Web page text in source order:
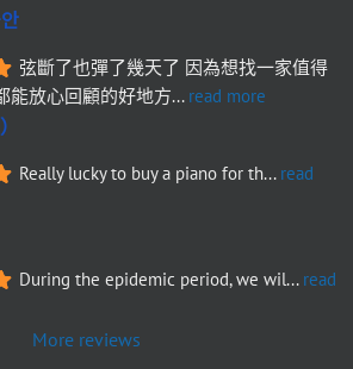
弦斷了也彈了幾天了 因為想找一家值得
能放心回顧的好地方... read more
Really lucky to buy a piano for th... read
During the epidemic period, we wil... read
More reviews